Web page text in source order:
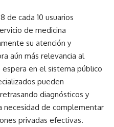
de cada 10 usuarios
de medicina
su atención y
aún más relevancia al
en el sistema público
pueden
diagnósticos y
necesidad de complementar
privadas efectivas.